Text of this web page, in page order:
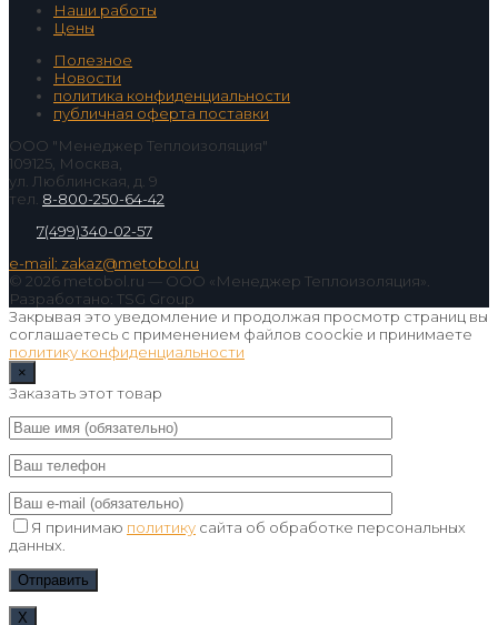
Наши работы
Цены
Полезное
Новости
политика конфиденциальности
публичная оферта поставки
ООО "Менеджер Теплоизоляция"
109125, Москва,
ул. Люблинская, д. 9
тел. 8-800-250-64-42
7(499)340-02-57
e-mail: zakaz@metobol.ru
© 2026 metobol.ru — ООО «Менеджер Теплоизоляция».
Разработано: TSG Group
Закрывая это уведомление и продолжая просмотр страниц вы
соглашаетесь с применением файлов coockie и принимаете
политику конфиденциальности
×
Заказать этот товар
Я принимаю политику сайта об обработке персональных
данных.
Х